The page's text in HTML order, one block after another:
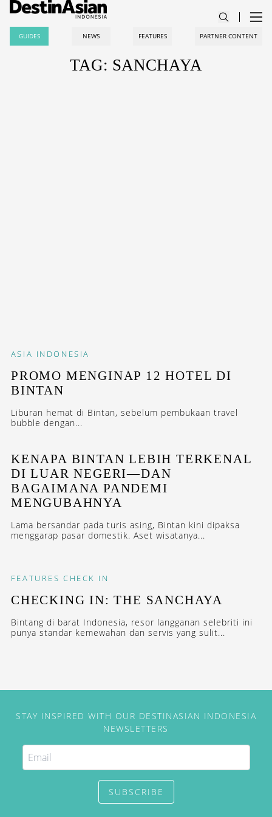
GUIDES NEWS FEATURES PARTNER CONTENT
TAG: SANCHAYA
ASIA INDONESIA
PROMO MENGINAP 12 HOTEL DI
BINTAN
Liburan hemat di Bintan, sebelum pembukaan travel
bubble dengan...
KENAPA BINTAN LEBIH TERKENAL
DI LUAR NEGERI—DAN
BAGAIMANA PANDEMI
MENGUBAHNYA
Lama bersandar pada turis asing, Bintan kini dipaksa
menggarap pasar domestik. Aset wisatanya...
FEATURES CHECK IN
CHECKING IN: THE SANCHAYA
Bintang di barat Indonesia, resor langganan selebriti ini
punya standar kemewahan dan servis yang sulit...
STAY INSPIRED WITH OUR DESTINASIAN INDONESIA
NEWSLETTERS
SUBSCRIBE